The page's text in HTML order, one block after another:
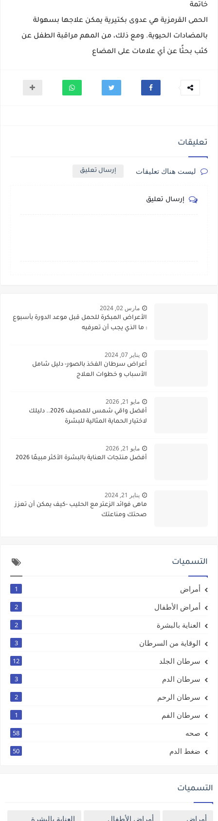
خاتمة
الحمى القرمزية هي عدوى بكتيرية يمكن علاجها بسهولة
بالمضادات الحيوية. ومع ذلك، من المهم مراقبة الطفل عن
كثب بحثًا عن أي علامات على المضاع
تعليقات
ليست هناك تعليقات إرسال تعليق
إرسال تعليق
مارس 02, 2024
الأعراض المبكرة للحمل قبل موعد الدورة بأسبوع
: ما الذي يجب أن تعرفيه
يناير 07, 2024
أعراض سرطان الفخذ بالصور- دليل شامل
الأسباب و خطوات العلاج
مايو 21, 2026
أفضل واقي شمس للمصيف 2026.. دليلك
لاختيار الحماية المثالية للبشرة
مايو 21, 2026
أفضل منتجات العناية بالبشرة الأكثر مبيعًا 2026
يناير 21, 2024
ماهى فوائد الزعتر مع الحليب -كيف يمكن أن تعزز
صحتك ومناعتك
التسميات
أمراض 1
أمراض الأطفال 2
العناية بالبشرة 2
الوقاية من السرطان 3
سرطان الجلد 12
سرطان الدم 3
سرطان الرحم 2
سرطان الفم 1
صحه 58
ضغط الدم 50
التسميات
أمراض أمراض الأطفال العناية بالبشرة